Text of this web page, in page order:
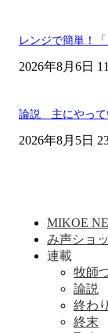
レンジで簡単！
2026年8月6日
論説 主にやって
2026年8月5日
MIKOE
み声ショ
連載
牧師
論説
終わ
終末